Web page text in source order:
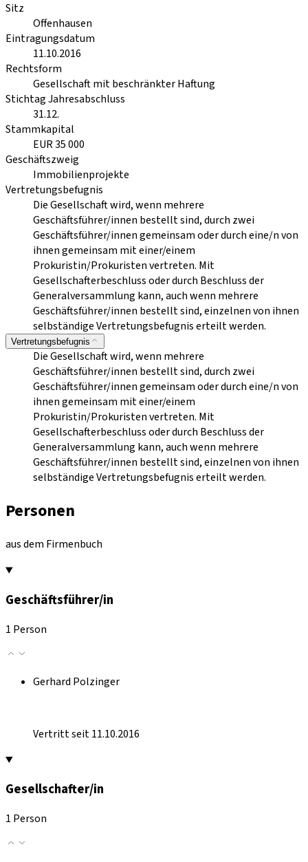
Sitz
Offenhausen
Eintragungsdatum
11.10.2016
Rechtsform
Gesellschaft mit beschränkter Haftung
Stichtag Jahresabschluss
31.12.
Stammkapital
EUR 35 000
Geschäftszweig
Immobilienprojekte
Vertretungsbefugnis
Die Gesellschaft wird, wenn mehrere
Geschäftsführer/innen bestellt sind, durch zwei
Geschäftsführer/innen gemeinsam oder durch eine/n von
ihnen gemeinsam mit einer/einem
Prokuristin/Prokuristen vertreten. Mit
Gesellschafterbeschluss oder durch Beschluss der
Generalversammlung kann, auch wenn mehrere
Geschäftsführer/innen bestellt sind, einzelnen von ihnen
selbständige Vertretungsbefugnis erteilt werden.
Vertretungsbefugnis
Die Gesellschaft wird, wenn mehrere
Geschäftsführer/innen bestellt sind, durch zwei
Geschäftsführer/innen gemeinsam oder durch eine/n von
ihnen gemeinsam mit einer/einem
Prokuristin/Prokuristen vertreten. Mit
Gesellschafterbeschluss oder durch Beschluss der
Generalversammlung kann, auch wenn mehrere
Geschäftsführer/innen bestellt sind, einzelnen von ihnen
selbständige Vertretungsbefugnis erteilt werden.
Personen
aus dem Firmenbuch
Geschäftsführer/in
1 Person
Gerhard Polzinger
Vertritt seit 11.10.2016
Gesellschafter/in
1 Person